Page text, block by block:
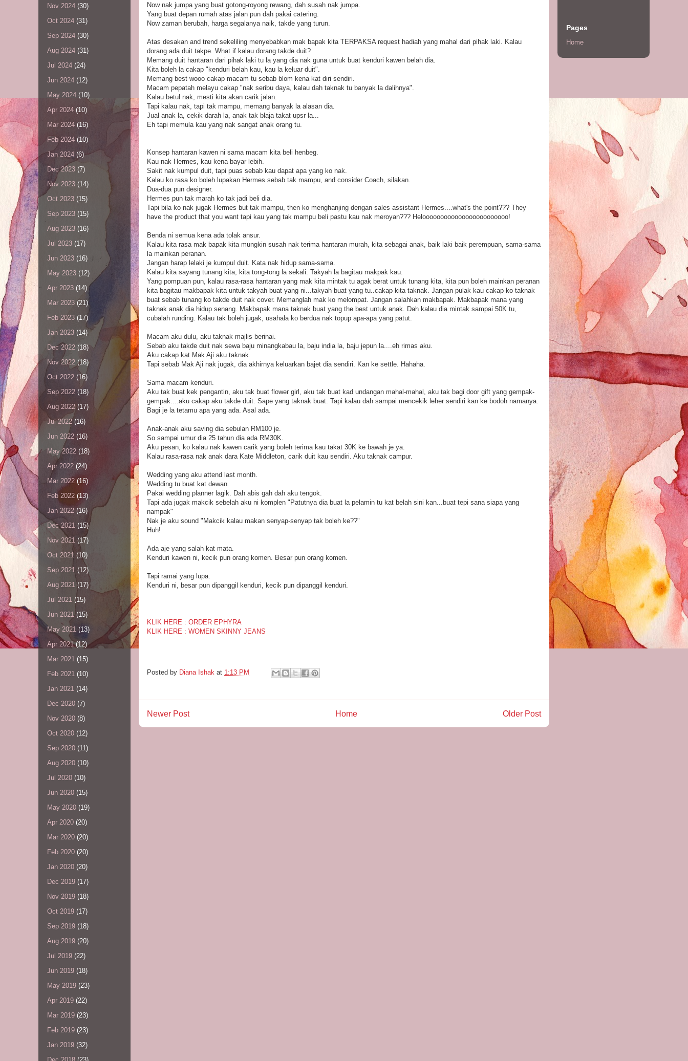
Now nak jumpa yang buat gotong-royong rewang, dah susah nak jumpa.
Yang buat depan rumah atas jalan pun dah pakai catering.
Now zaman berubah, harga segalanya naik, takde yang turun.
Atas desakan and trend sekeliling menyebabkan mak bapak kita TERPAKSA request hadiah yang mahal dari pihak laki. Kalau
dorang ada duit takpe. What if kalau dorang takde duit?
Memang duit hantaran dari pihak laki tu la yang dia nak guna untuk buat kenduri kawen belah dia.
Kita boleh la cakap "kenduri belah kau, kau la keluar duit".
Memang best wooo cakap macam tu sebab blom kena kat diri sendiri.
Macam pepatah melayu cakap "nak seribu daya, kalau dah taknak tu banyak la dalihnya".
Kalau betul nak, mesti kita akan carik jalan.
Tapi kalau nak, tapi tak mampu, memang banyak la alasan dia.
Jual anak la, cekik darah la, anak tak blaja takat upsr la...
Eh tapi memula kau yang nak sangat anak orang tu.
Konsep hantaran kawen ni sama macam kita beli henbeg.
Kau nak Hermes, kau kena bayar lebih.
Sakit nak kumpul duit, tapi puas sebab kau dapat apa yang ko nak.
Kalau ko rasa ko boleh lupakan Hermes sebab tak mampu, and consider Coach, silakan.
Dua-dua pun designer.
Hermes pun tak marah ko tak jadi beli dia.
Tapi bila ko nak jugak Hermes but tak mampu, then ko menghanjing dengan sales assistant Hermes....what's the point??? They
have the product that you want tapi kau yang tak mampu beli pastu kau nak meroyan??? Heloooooooooooooooooooooooo!
Benda ni semua kena ada tolak ansur.
Kalau kita rasa mak bapak kita mungkin susah nak terima hantaran murah, kita sebagai anak, baik laki baik perempuan, sama-sama
la mainkan peranan.
Jangan harap lelaki je kumpul duit. Kata nak hidup sama-sama.
Kalau kita sayang tunang kita, kita tong-tong la sekali. Takyah la bagitau makpak kau.
Yang pompuan pun, kalau rasa-rasa hantaran yang mak kita mintak tu agak berat untuk tunang kita, kita pun boleh mainkan peranan
kita bagitau makbapak kita untuk takyah buat yang ni...takyah buat yang tu..cakap kita taknak. Jangan pulak kau cakap ko taknak
buat sebab tunang ko takde duit nak cover. Memanglah mak ko melompat. Jangan salahkan makbapak. Makbapak mana yang
taknak anak dia hidup senang. Makbapak mana taknak buat yang the best untuk anak. Dah kalau dia mintak sampai 50K tu,
cubalah runding. Kalau tak boleh jugak, usahala ko berdua nak topup apa-apa yang patut.
Macam aku dulu, aku taknak majlis berinai.
Sebab aku takde duit nak sewa baju minangkabau la, baju india la, baju jepun la....eh rimas aku.
Aku cakap kat Mak Aji aku taknak.
Tapi sebab Mak Aji nak jugak, dia akhirnya keluarkan bajet dia sendiri. Kan ke settle. Hahaha.
Sama macam kenduri.
Aku tak buat kek pengantin, aku tak buat flower girl, aku tak buat kad undangan mahal-mahal, aku tak bagi door gift yang gempak-
gempak....aku cakap aku takde duit. Sape yang taknak buat. Tapi kalau dah sampai mencekik leher sendiri kan ke bodoh namanya.
Bagi je la tetamu apa yang ada. Asal ada.
Anak-anak aku saving dia sebulan RM100 je.
So sampai umur dia 25 tahun dia ada RM30K.
Aku pesan, ko kalau nak kawen carik yang boleh terima kau takat 30K ke bawah je ya.
Kalau rasa-rasa nak anak dara Kate Middleton, carik duit kau sendiri. Aku taknak campur.
Wedding yang aku attend last month.
Wedding tu buat kat dewan.
Pakai wedding planner lagik. Dah abis gah dah aku tengok.
Tapi ada jugak makcik sebelah aku ni komplen "Patutnya dia buat la pelamin tu kat belah sini kan...buat tepi sana siapa yang
nampak"
Nak je aku sound "Makcik kalau makan senyap-senyap tak boleh ke??"
Huh!
Ada aje yang salah kat mata.
Kenduri kawen ni, kecik pun orang komen. Besar pun orang komen.
Tapi ramai yang lupa.
Kenduri ni, besar pun dipanggil kenduri, kecik pun dipanggil kenduri.
KLIK HERE : ORDER EPHYRA
KLIK HERE : WOMEN SKINNY JEANS
Posted by Diana Ishak at 1:13 PM
Newer Post Older Post
Home
Nov 2024 (30)
Oct 2024 (31)
Sep 2024 (30)
Aug 2024 (31)
Jul 2024 (24)
Jun 2024 (12)
May 2024 (10)
Apr 2024 (10)
Mar 2024 (16)
Feb 2024 (10)
Jan 2024 (6)
Dec 2023 (7)
Nov 2023 (14)
Oct 2023 (15)
Sep 2023 (15)
Aug 2023 (16)
Jul 2023 (17)
Jun 2023 (16)
May 2023 (12)
Apr 2023 (14)
Mar 2023 (21)
Feb 2023 (17)
Jan 2023 (14)
Dec 2022 (18)
Nov 2022 (18)
Oct 2022 (16)
Sep 2022 (18)
Aug 2022 (17)
Jul 2022 (16)
Jun 2022 (16)
May 2022 (18)
Apr 2022 (24)
Mar 2022 (16)
Feb 2022 (13)
Jan 2022 (16)
Dec 2021 (15)
Nov 2021 (17)
Oct 2021 (10)
Sep 2021 (12)
Aug 2021 (17)
Jul 2021 (15)
Jun 2021(15)
May 2021 (13)
Apr 2021(12)
Mar 2021 (15)
Feb 2021 (10)
Jan 2021 (14)
Dec 2020 (7)
Nov 2020 (8)
Oct 2020 (12)
Sep 2020 (11)
Aug 2020 (10)
Jul 2020 (10)
Jun 2020 (15)
May 2020 (19)
Apr 2020 (20)
Mar 2020 (20)
Feb 2020 (20)
Jan 2020 (20)
Dec 2019 (17)
Nov 2019 (18)
Oct 2019 (17)
Sep 2019 (18)
Aug 2019 (20)
Jul 2019 (22)
Jun 2019 (18)
May 2019 (23)
Apr 2019 (22)
Mar 2019 (23)
Feb 2019 (23)
Jan 2019 (32)
Pages
Home